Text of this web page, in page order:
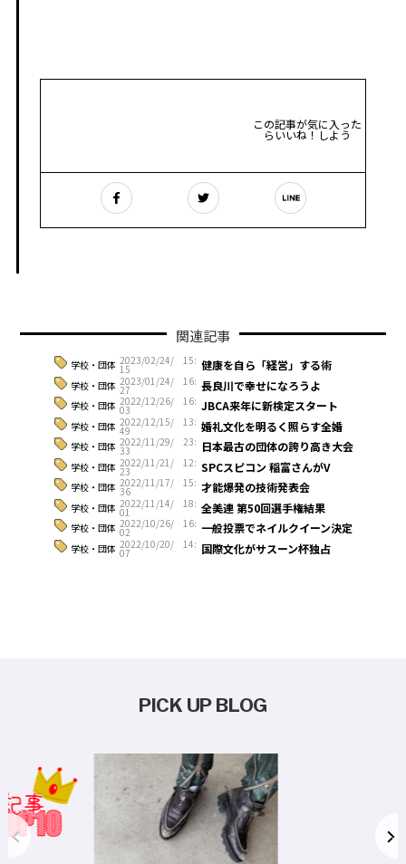
この記事が気に入った
らいいね！しよう
関連記事
学校・団体 2023/02/24/ 15:
15 健康を自ら「経営」する術
学校・団体 2023/01/24/ 16:
27 長良川で幸せになろうよ
学校・団体 2022/12/26/ 16:
03 JBCA来年に新検定スタート
学校・団体 2022/12/15/ 13:
49 婚礼文化を明るく照らす全婚
学校・団体 2022/11/29/ 23:
33 日本最古の団体の誇り高き大会
学校・団体 2022/11/21/ 12:
23 SPCスピコン 稲富さんがV
学校・団体 2022/11/17/ 15:
36 才能爆発の技術発表会
学校・団体 2022/11/14/ 18:
01 全美連 第50回選手権結果
学校・団体 2022/10/26/ 16:
02 一般投票でネイルクイーン決定
学校・団体 2022/10/20/ 14:
07 国際文化がサスーン杯独占
PICK UP BLOG